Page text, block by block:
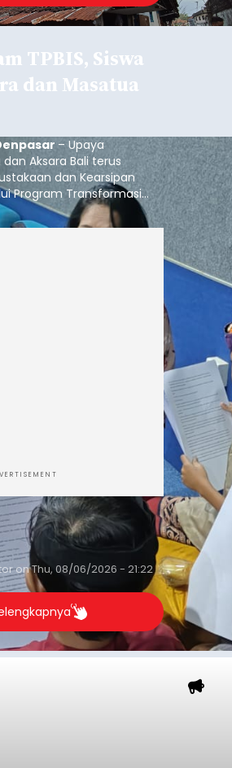
TPBIS, Siswa
dan Masatua
– Upaya
Aksara Bali terus
dan Kearsipan
Program Transformasi
Inklusi Sosial (TPBIS).
siswa kelas IV dan V SD
onThu, 08/06/2026 - 21:22